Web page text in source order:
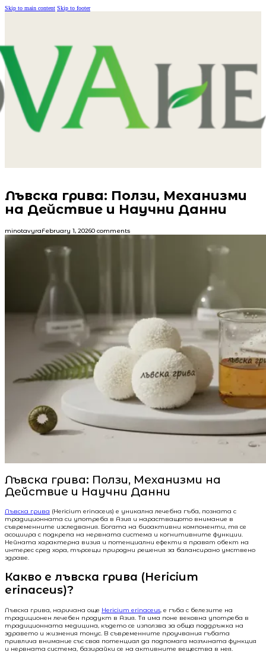
Skip to main content Skip to footer
Лъвска грива: Ползи, Механизми
на Действие и Научни Данни
minotavyraFebruary 1, 20260 comments
Лъвска грива: Ползи, Механизми на
Действие и Научни Данни
Лъвска грива (Hericium erinaceus) е уникална лечебна гъба, позната с
традиционната си употреба в Азия и нарастващото внимание в
съвременните изследвания. Богата на биоактивни компоненти, тя се
асоциира с подкрепа на нервната система и когнитивните функции.
Нейната характерна визия и потенциални ефекти я правят обект на
интерес сред хора, търсещи природни решения за балансирано умствено
здраве.
Какво е лъвска грива (Hericium
erinaceus)?
Лъвска грива, наричана още Hericium erinaceus, е гъба с белезите на
традиционен лечебен продукт в Азия. Тя има поне вековна употреба в
традиционната медицина, където се използва за обща поддръжка на
здравето и жизнения тонус. В съвременните проучвания гъбата
привлича внимание със своя потенциал да подпомага мозъчната функция
и нервната система, базирайки се на активните вещества в нея.